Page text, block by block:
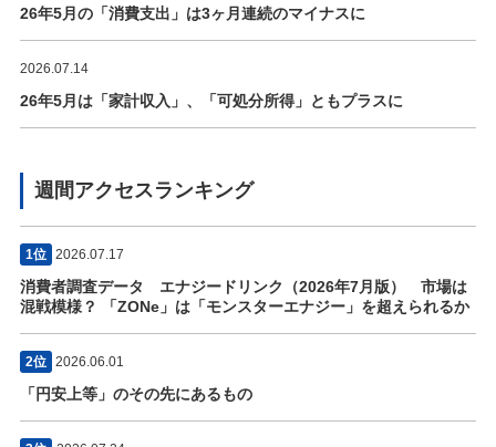
26年5月の「消費支出」は3ヶ月連続のマイナスに
2026.07.14
26年5月は「家計収入」、「可処分所得」ともプラスに
週間アクセスランキング
1位 2026.07.17
消費者調査データ エナジードリンク（2026年7月版） 市場は
混戦模様？ 「ZONe」は「モンスターエナジー」を超えられるか
2位 2026.06.01
「円安上等」のその先にあるもの